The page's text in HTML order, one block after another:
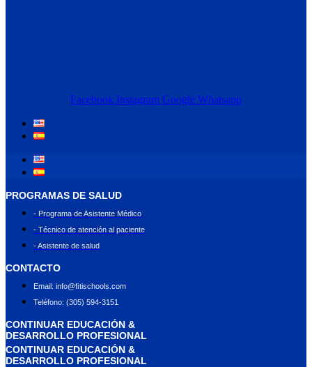
Facebook Instagram Google Whatsapp
PROGRAMAS DE SALUD
- Programa de Asistente Médico
- Técnico de atención al paciente
- Asistente de salud
CONTACTO
Email: info@ﬁtischools.com
Teléfono: (305) 594-3151
CONTINUAR EDUCACIÓN &
DESARROLLO PROFESIONAL
CONTINUAR EDUCACIÓN &
DESARROLLO PROFESIONAL